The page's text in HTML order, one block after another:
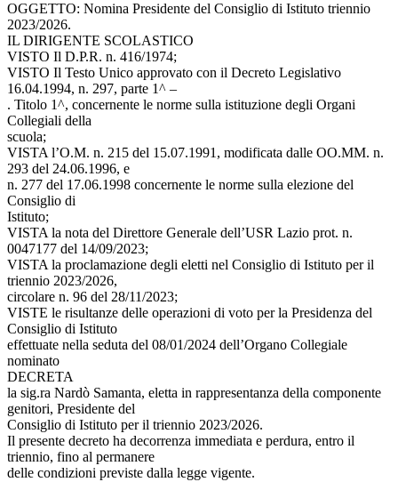
OGGETTO: Nomina Presidente del Consiglio di Istituto triennio
2023/2026.
IL DIRIGENTE SCOLASTICO
VISTO Il D.P.R. n. 416/1974;
VISTO Il Testo Unico approvato con il Decreto Legislativo
16.04.1994, n. 297, parte 1^ –
. Titolo 1^, concernente le norme sulla istituzione degli Organi
Collegiali della
scuola;
VISTA l’O.M. n. 215 del 15.07.1991, modificata dalle OO.MM. n.
293 del 24.06.1996, e
n. 277 del 17.06.1998 concernente le norme sulla elezione del
Consiglio di
Istituto;
VISTA la nota del Direttore Generale dell’USR Lazio prot. n.
0047177 del 14/09/2023;
VISTA la proclamazione degli eletti nel Consiglio di Istituto per il
triennio 2023/2026,
circolare n. 96 del 28/11/2023;
VISTE le risultanze delle operazioni di voto per la Presidenza del
Consiglio di Istituto
effettuate nella seduta del 08/01/2024 dell’Organo Collegiale
nominato
DECRETA
la sig.ra Nardò Samanta, eletta in rappresentanza della componente
genitori, Presidente del
Consiglio di Istituto per il triennio 2023/2026.
Il presente decreto ha decorrenza immediata e perdura, entro il
triennio, fino al permanere
delle condizioni previste dalla legge vigente.